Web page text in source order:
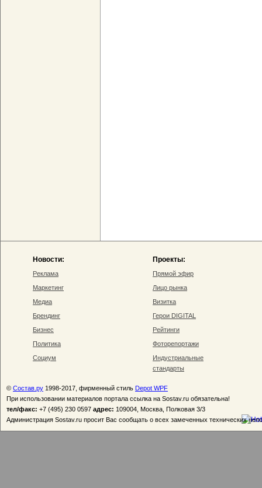
Новости:
Реклама
Маркетинг
Медиа
Брендинг
Бизнес
Политика
Социум
Проекты:
Прямой эфир
Лицо рынка
Визитка
Герои DIGITAL
Рейтинги
Фоторепортажи
Индустриальные
стандарты
© Состав.ру 1998-2017, фирменный стиль Depot WPF
При использовании материалов портала ссылка на Sostav.ru обязательна!
тел/факс: +7 (495) 230 0597 адрес: 109004, Москва, Полковая 3/3
Администрация Sostav.ru просит Вас сообщать о всех замеченных технических